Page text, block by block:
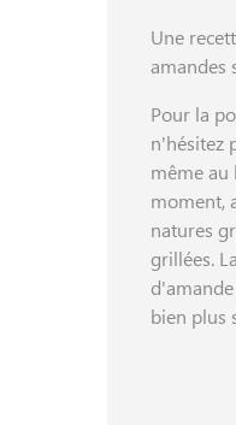
Une
amandes
Pour la
n'hésitez
même au
moment,
natures
grillées.
bien plus